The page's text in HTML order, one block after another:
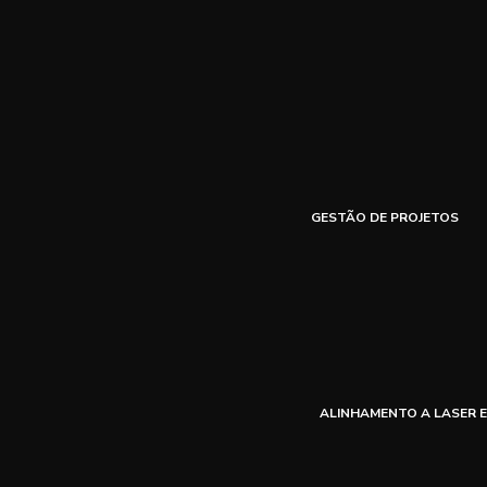
GESTÃO DE PROJETOS
ALINHAMENTO A LASER